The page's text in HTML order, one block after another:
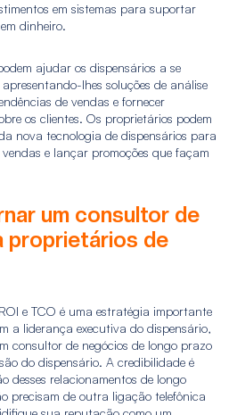
em sistemas para suportar
dinheiro.
ajudar os dispensários a se
lhes soluções de análise
de vendas e fornecer
os clientes. Os proprietários podem
nova tecnologia de dispensários para
e lançar promoções que façam
um consultor de
proprietários de
e TCO é uma estratégia importante
a liderança executiva do dispensário,
consultor de negócios de longo prazo
do dispensário. A credibilidade é
desses relacionamentos de longo
precisam de outra ligação telefônica